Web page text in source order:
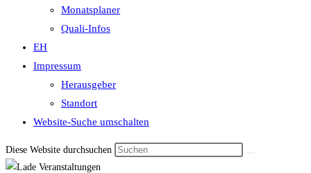
Monatsplaner
Quali-Infos
EH
Impressum
Herausgeber
Standort
Website-Suche umschalten
Diese Website durchsuchen